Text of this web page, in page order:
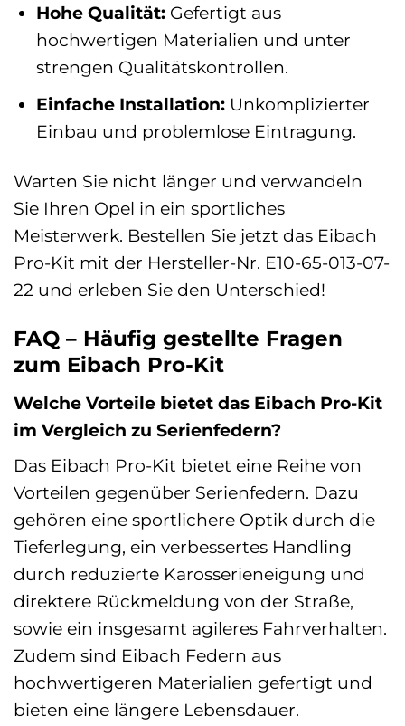
Hohe Qualität:Gefertigt aus
hochwertigen Materialien und unter
strengen Qualitätskontrollen.
Einfache Installation:Unkomplizierter
Einbau und problemlose Eintragung.
Warten Sie nicht länger und verwandeln
Sie Ihren Opel in ein sportliches
Meisterwerk. Bestellen Sie jetzt das Eibach
Pro-Kit mit der Hersteller-Nr. E10-65-013-07-
22 und erleben Sie den Unterschied!
FAQ – Häufig gestellte Fragen
zum Eibach Pro-Kit
Welche Vorteile bietet das Eibach Pro-Kit
im Vergleich zu Serienfedern?
Das Eibach Pro-Kit bietet eine Reihe von
Vorteilen gegenüber Serienfedern. Dazu
gehören eine sportlichere Optik durch die
Tieferlegung, ein verbessertes Handling
durch reduzierte Karosserieneigung und
direktere Rückmeldung von der Straße,
sowie ein insgesamt agileres Fahrverhalten.
Zudem sind Eibach Federn aus
hochwertigeren Materialien gefertigt und
bieten eine längere Lebensdauer.